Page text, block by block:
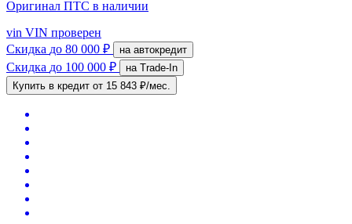
Оригинал ПТС в наличии
vin VIN проверен
Скидка до 80 000 ₽ на автокредит
Скидка до 100 000 ₽
на Trade-In
Купить в кредит от 15 843 ₽/мес.